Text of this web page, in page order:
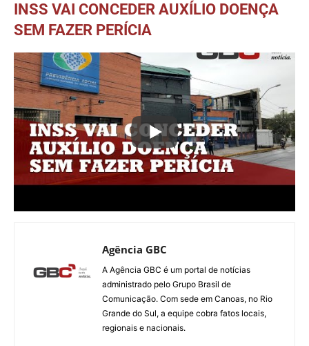
INSS VAI CONCEDER AUXÍLIO DOENÇA
SEM FAZER PERÍCIA
Agência GBC
A Agência GBC é um portal de notícias
administrado pelo Grupo Brasil de
Comunicação. Com sede em Canoas, no Rio
Grande do Sul, a equipe cobra fatos locais,
regionais e nacionais.